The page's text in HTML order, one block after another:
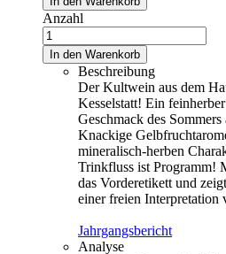
Anzahl
In den Warenkorb
Beschreibung
Der Kultwein aus dem
Kesselstatt! Ein
Geschmack des
Knackige
mineralisch-herben
Trinkfluss ist Programm!
das Vorderetikett und
einer freien Interpretation
Jahrgangsbericht
Analyse